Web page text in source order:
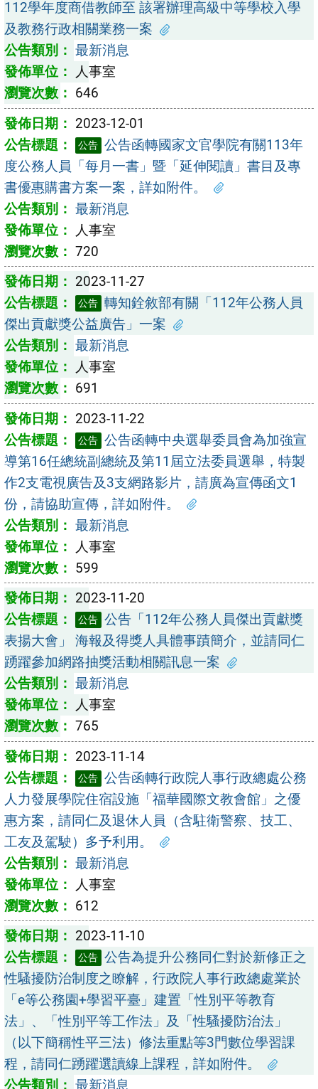
112學年度商借教師至 該署辦理高級中等學校入學
及教務行政相關業務一案
最新消息
人事室
646
2023-12-01
公告 公告函轉國家文官學院有關113年
度公務人員「每月一書」暨「延伸閱讀」書目及專
書優惠購書方案一案，詳如附件。
最新消息
人事室
720
2023-11-27
公告 轉知銓敘部有關「112年公務人員
傑出貢獻獎公益廣告」一案
最新消息
人事室
691
2023-11-22
公告 公告函轉中央選舉委員會為加強宣
導第16任總統副總統及第11屆立法委員選舉，特製
作2支電視廣告及3支網路影片，請廣為宣傳函文1
份，請協助宣傳，詳如附件。
最新消息
人事室
599
2023-11-20
公告 公告「112年公務人員傑出貢獻獎
表揚大會」 海報及得獎人具體事蹟簡介，並請同仁
踴躍參加網路抽獎活動相關訊息一案
最新消息
人事室
765
2023-11-14
公告 公告函轉行政院人事行政總處公務
人力發展學院住宿設施「福華國際文教會館」之優
惠方案，請同仁及退休人員（含駐衛警察、技工、
工友及駕駛）多予利用。
最新消息
人事室
612
2023-11-10
公告 公告為提升公務同仁對於新修正之
性騷擾防治制度之瞭解，行政院人事行政總處業於
「e等公務園+學習平臺」建置「性別平等教育
法」、「性別平等工作法」及「性騷擾防治法」
（以下簡稱性平三法）修法重點等3門數位學習課
程，請同仁踴躍選讀線上課程，詳如附件。
最新消息